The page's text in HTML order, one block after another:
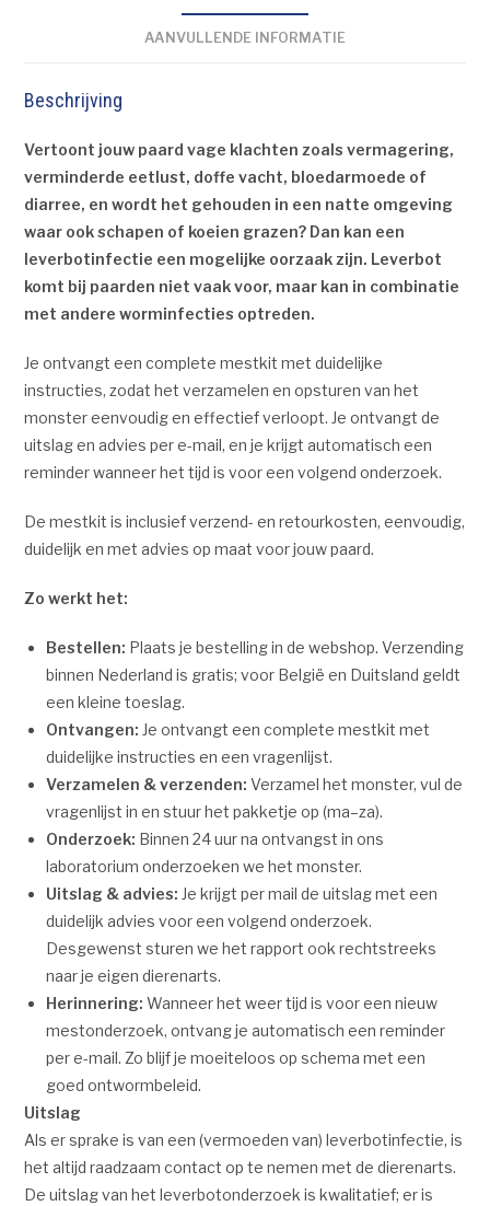
AANVULLENDE INFORMATIE
Beschrijving
Vertoont jouw paard vage klachten zoals vermagering,
verminderde eetlust, doffe vacht, bloedarmoede of
diarree, en wordt het gehouden in een natte omgeving
waar ook schapen of koeien grazen? Dan kan een
leverbotinfectie een mogelijke oorzaak zijn. Leverbot
komt bij paarden niet vaak voor, maar kan in combinatie
met andere worminfecties optreden.
Je ontvangt een complete mestkit met duidelijke
instructies, zodat het verzamelen en opsturen van het
monster eenvoudig en effectief verloopt. Je ontvangt de
uitslag en advies per e-mail, en je krijgt automatisch een
reminder wanneer het tijd is voor een volgend onderzoek.
De mestkit is inclusief verzend- en retourkosten, eenvoudig,
duidelijk en met advies op maat voor jouw paard.
Zo werkt het:
Bestellen: Plaats je bestelling in de webshop. Verzending
binnen Nederland is gratis; voor België en Duitsland geldt
een kleine toeslag.
Ontvangen: Je ontvangt een complete mestkit met
duidelijke instructies en een vragenlijst.
Verzamelen & verzenden: Verzamel het monster, vul de
vragenlijst in en stuur het pakketje op (ma–za).
Onderzoek: Binnen 24 uur na ontvangst in ons
laboratorium onderzoeken we het monster.
Uitslag & advies: Je krijgt per mail de uitslag met een
duidelijk advies voor een volgend onderzoek.
Desgewenst sturen we het rapport ook rechtstreeks
naar je eigen dierenarts.
Herinnering: Wanneer het weer tijd is voor een nieuw
mestonderzoek, ontvang je automatisch een reminder
per e-mail. Zo blijf je moeiteloos op schema met een
goed ontwormbeleid.
Uitslag
Als er sprake is van een (vermoeden van) leverbotinfectie, is
het altijd raadzaam contact op te nemen met de dierenarts.
De uitslag van het leverbotonderzoek is kwalitatief; er is